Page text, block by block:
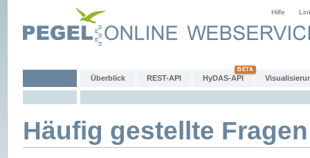
Hilfe
Überblick REST-API HyDAS-API
Häufig gestellte